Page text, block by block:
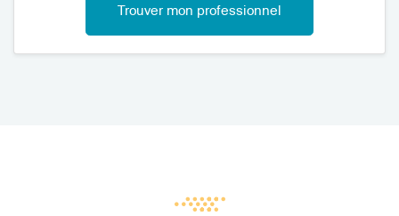
Trouver mon professionnel